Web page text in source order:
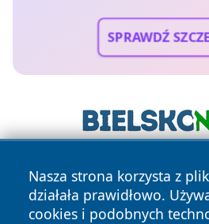
SPRAWDŹ
Nasza strona korzysta z
działała prawidłowo.
cookies i podobnych